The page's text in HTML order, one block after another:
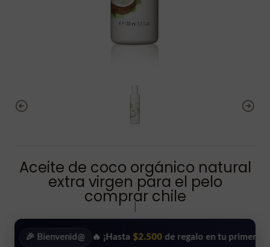
Aceite de coco orgánico natural
extra virgen para el pelo
comprar chile
Bienvenid@ 🔥 ¡Hasta$2.500de regalo en tu primera compra!